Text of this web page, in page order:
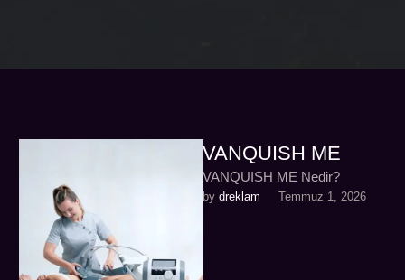
VANQUISH ME
VANQUISH ME Nedir?
by dreklam Temmuz 1, 2026